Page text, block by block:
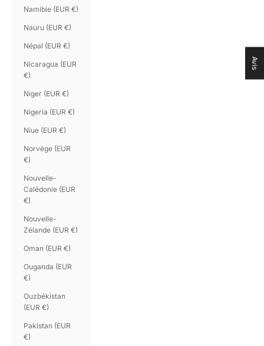
Namibie (EUR €)
Nauru (EUR €)
Népal (EUR €)
Nicaragua (EUR
€)
Niger (EUR €)
Nigeria (EUR €)
Niue (EUR €)
Norvège (EUR
€)
Nouvelle-
Calédonie (EUR
€)
Nouvelle-
Zélande (EUR €)
Oman (EUR €)
Ouganda (EUR
€)
Ouzbékistan
(EUR €)
Pakistan (EUR
€)
Avis